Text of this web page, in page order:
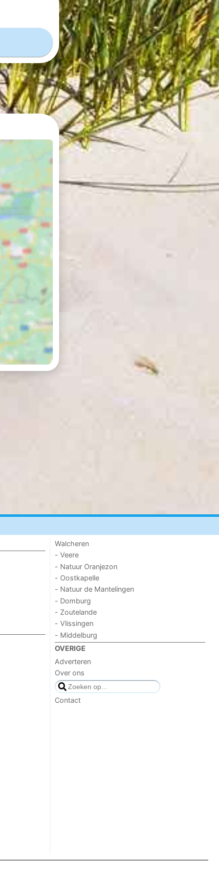
Walcheren
- Veere
- Natuur Oranjezon
- Oostkapelle
- Natuur de Mantelingen
- Domburg
- Zoutelande
- Vlissingen
- Middelburg
OVERIGE
Adverteren
Over ons
Contact